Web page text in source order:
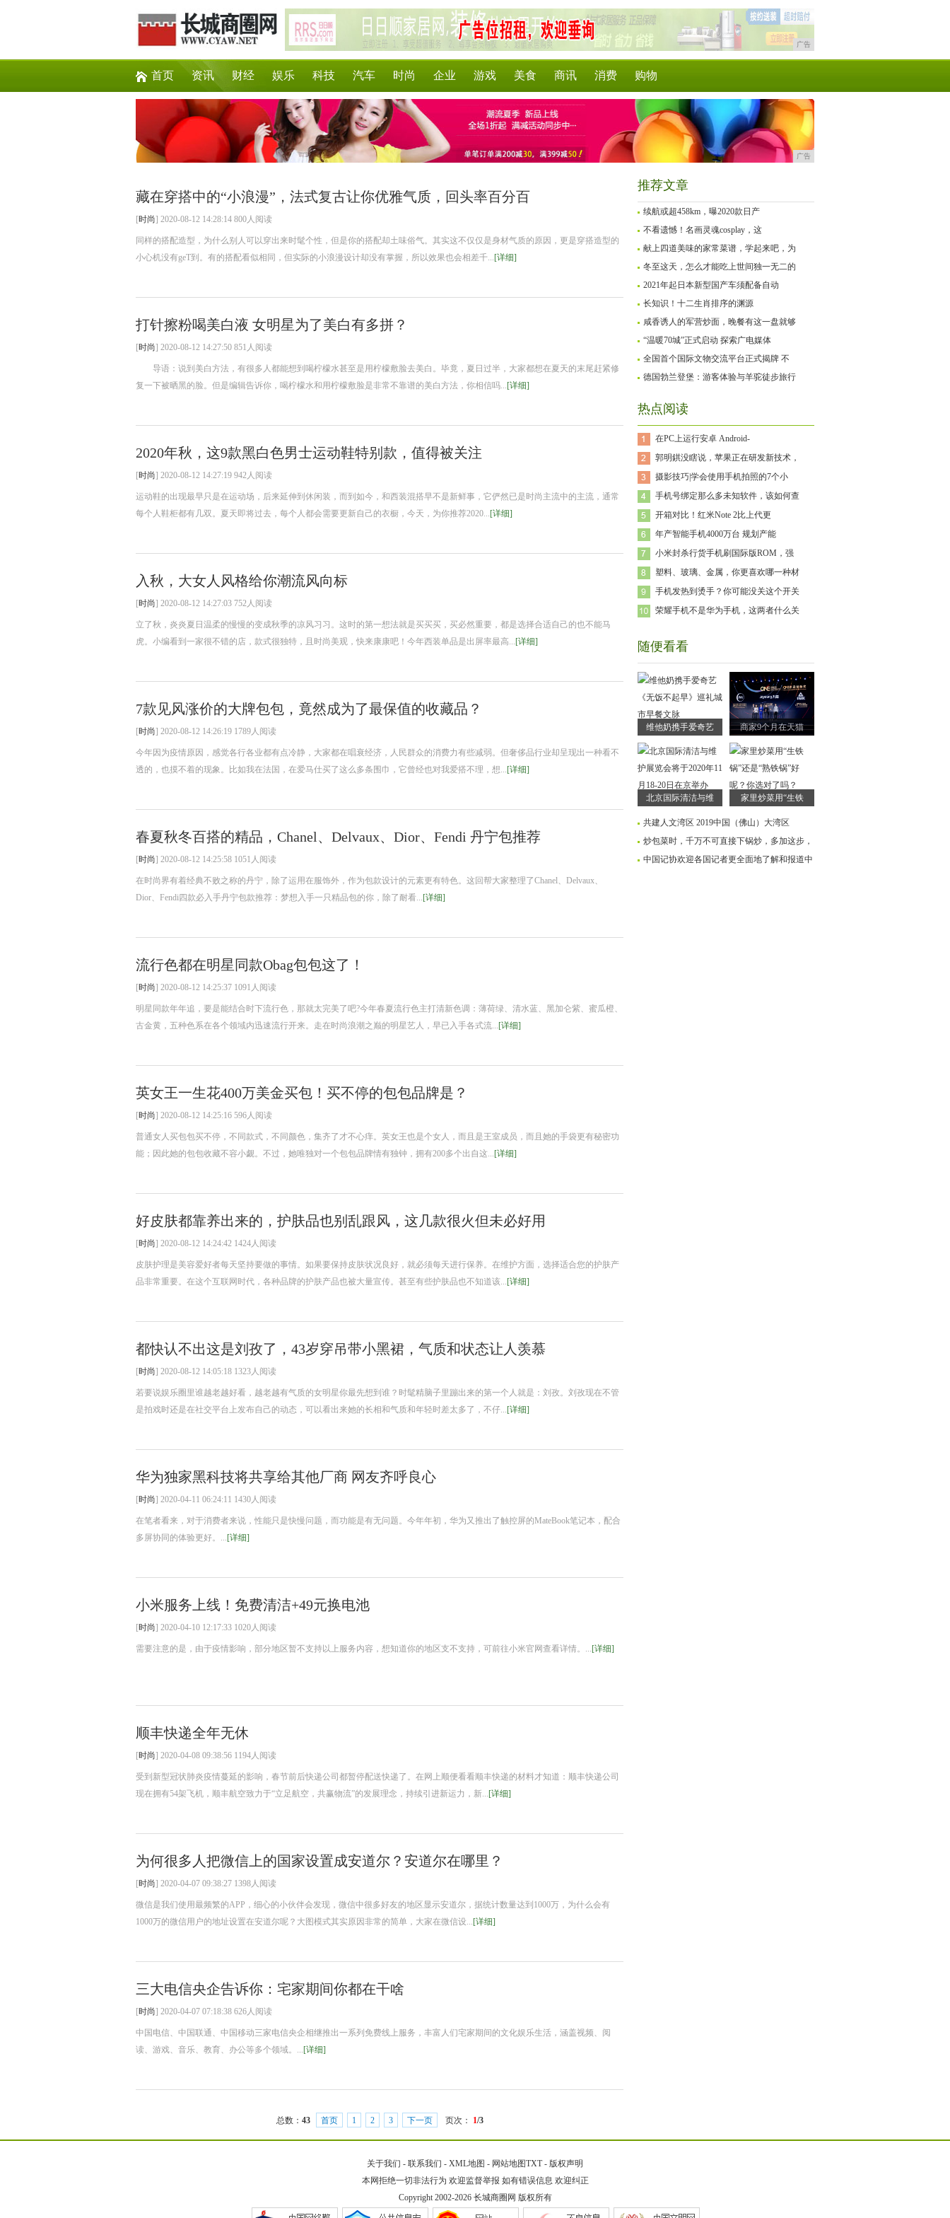
广告
首页 资讯 财经 娱乐 科技 汽车 时尚 企业 游戏 美食 商讯 消费 购物
广告
藏在穿搭中的“小浪漫”，法式复古让你优雅气质，回头率百分百
[时尚] 2020-08-12 14:28:14 800人阅读
同样的搭配造型，为什么别人可以穿出来时髦个性，但是你的搭配却土味俗气。其实这不仅仅是身材气质的原因，更是穿搭造型的
小心机没有geT到。有的搭配看似相同，但实际的小浪漫设计却没有掌握，所以效果也会相差千...[详细]
打针擦粉喝美白液 女明星为了美白有多拼？
[时尚] 2020-08-12 14:27:50 851人阅读
导语：说到美白方法，有很多人都能想到喝柠檬水甚至是用柠檬敷脸去美白。毕竟，夏日过半，大家都想在夏天的末尾赶紧修
复一下被晒黑的脸。但是编辑告诉你，喝柠檬水和用柠檬敷脸是非常不靠谱的美白方法，你相信吗...[详细]
2020年秋，这9款黑白色男士运动鞋特别款，值得被关注
[时尚] 2020-08-12 14:27:19 942人阅读
运动鞋的出现最早只是在运动场，后来延伸到休闲装，而到如今，和西装混搭早不是新鲜事，它俨然已是时尚主流中的主流，通常
每个人鞋柜都有几双。夏天即将过去，每个人都会需要更新自己的衣橱，今天，为你推荐2020...[详细]
入秋，大女人风格给你潮流风向标
[时尚] 2020-08-12 14:27:03 752人阅读
立了秋，炎炎夏日温柔的慢慢的变成秋季的凉风习习。这时的第一想法就是买买买，买必然重要，都是选择合适自己的也不能马
虎。小编看到一家很不错的店，款式很独特，且时尚美观，快来康康吧！今年西装单品是出屏率最高...[详细]
7款见风涨价的大牌包包，竟然成为了最保值的收藏品？
[时尚] 2020-08-12 14:26:19 1789人阅读
今年因为疫情原因，感觉各行各业都有点冷静，大家都在唱衰经济，人民群众的消费力有些减弱。但奢侈品行业却呈现出一种看不
透的，也摸不着的现象。比如我在法国，在爱马仕买了这么多条围巾，它曾经也对我爱搭不理，想...[详细]
春夏秋冬百搭的精品，Chanel、Delvaux、Dior、Fendi 丹宁包推荐
[时尚] 2020-08-12 14:25:58 1051人阅读
在时尚界有着经典不败之称的丹宁，除了运用在服饰外，作为包款设计的元素更有特色。这回帮大家整理了Chanel、Delvaux、
Dior、Fendi四款必入手丹宁包款推荐：梦想入手一只精品包的你，除了耐看...[详细]
流行色都在明星同款Obag包包这了！
[时尚] 2020-08-12 14:25:37 1091人阅读
明星同款年年追，要是能结合时下流行色，那就太完美了吧?今年春夏流行色主打清新色调：薄荷绿、清水蓝、黑加仑紫、蜜瓜橙、
古金黄，五种色系在各个领域内迅速流行开来。走在时尚浪潮之巅的明星艺人，早已入手各式流...[详细]
英女王一生花400万美金买包！买不停的包包品牌是？
[时尚] 2020-08-12 14:25:16 596人阅读
普通女人买包包买不停，不同款式，不同颜色，集齐了才不心痒。英女王也是个女人，而且是王室成员，而且她的手袋更有秘密功
能；因此她的包包收藏不容小觑。不过，她唯独对一个包包品牌情有独钟，拥有200多个出自这...[详细]
好皮肤都靠养出来的，护肤品也别乱跟风，这几款很火但未必好用
[时尚] 2020-08-12 14:24:42 1424人阅读
皮肤护理是美容爱好者每天坚持要做的事情。如果要保持皮肤状况良好，就必须每天进行保养。在维护方面，选择适合您的护肤产
品非常重要。在这个互联网时代，各种品牌的护肤产品也被大量宣传。甚至有些护肤品也不知道该...[详细]
都快认不出这是刘孜了，43岁穿吊带小黑裙，气质和状态让人羡慕
[时尚] 2020-08-12 14:05:18 1323人阅读
若要说娱乐圈里谁越老越好看，越老越有气质的女明星你最先想到谁？时髦精脑子里蹦出来的第一个人就是：刘孜。刘孜现在不管
是拍戏时还是在社交平台上发布自己的动态，可以看出来她的长相和气质和年轻时差太多了，不仔...[详细]
华为独家黑科技将共享给其他厂商 网友齐呼良心
[时尚] 2020-04-11 06:24:11 1430人阅读
在笔者看来，对于消费者来说，性能只是快慢问题，而功能是有无问题。今年年初，华为又推出了触控屏的MateBook笔记本，配合
多屏协同的体验更好。...[详细]
小米服务上线！免费清洁+49元换电池
[时尚] 2020-04-10 12:17:33 1020人阅读
需要注意的是，由于疫情影响，部分地区暂不支持以上服务内容，想知道你的地区支不支持，可前往小米官网查看详情。...[详细]
顺丰快递全年无休
[时尚] 2020-04-08 09:38:56 1194人阅读
受到新型冠状肺炎疫情蔓延的影响，春节前后快递公司都暂停配送快递了。在网上顺便看看顺丰快递的材料才知道：顺丰快递公司
现在拥有54架飞机，顺丰航空致力于“立足航空，共赢物流”的发展理念，持续引进新运力，新...[详细]
为何很多人把微信上的国家设置成安道尔？安道尔在哪里？
[时尚] 2020-04-07 09:38:27 1398人阅读
微信是我们使用最频繁的APP，细心的小伙伴会发现，微信中很多好友的地区显示安道尔，据统计数量达到1000万，为什么会有
1000万的微信用户的地址设置在安道尔呢？大图模式其实原因非常的简单，大家在微信设...[详细]
三大电信央企告诉你：宅家期间你都在干啥
[时尚] 2020-04-07 07:18:38 626人阅读
中国电信、中国联通、中国移动三家电信央企相继推出一系列免费线上服务，丰富人们宅家期间的文化娱乐生活，涵盖视频、阅
读、游戏、音乐、教育、办公等多个领域。...[详细]
总数： 43 首页 1 2 3 下一页 页次： 1/3
推荐文章
续航或超458km，曝2020款日产
不看遗憾！名画灵魂cosplay，这
献上四道美味的家常菜谱，学起来吧，为
冬至这天，怎么才能吃上世间独一无二的
2021年起日本新型国产车须配备自动
长知识！十二生肖排序的渊源
咸香诱人的军营炒面，晚餐有这一盘就够
“温暖70城”正式启动 探索广电媒体
全国首个国际文物交流平台正式揭牌 不
德国勃兰登堡：游客体验与羊驼徒步旅行
热点阅读
在PC上运行安卓 Android-
郭明錤没瞎说，苹果正在研发新技术，
摄影技巧|学会使用手机拍照的7个小
手机号绑定那么多未知软件，该如何查
开箱对比！红米Note 2比上代更
年产智能手机4000万台 规划产能
小米封杀行货手机刷国际版ROM，强
塑料、玻璃、金属，你更喜欢哪一种材
手机发热到烫手？你可能没关这个开关
荣耀手机不是华为手机，这两者什么关
随便看看
维他奶携手爱奇艺 商家9个月在天猫
北京国际清洁与维 家里炒菜用“生铁
共建人文湾区 2019中国（佛山）大湾区
炒包菜时，千万不可直接下锅炒，多加这步，
中国记协欢迎各国记者更全面地了解和报道中
关于我们 - 联系我们 - XML地图 - 网站地图TXT- 版权声明
本网拒绝一切非法行为 欢迎监督举报 如有错误信息 欢迎纠正
Copyright 2002-2026 长城商圈网 版权所有